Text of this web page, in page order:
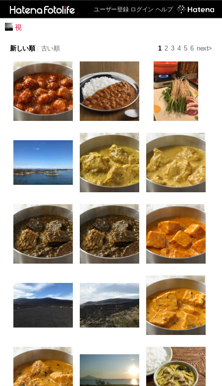
ユーザー登録 ログイン ヘルプ
視
1 2 3 4 5 6 next>
新しい順 古い順